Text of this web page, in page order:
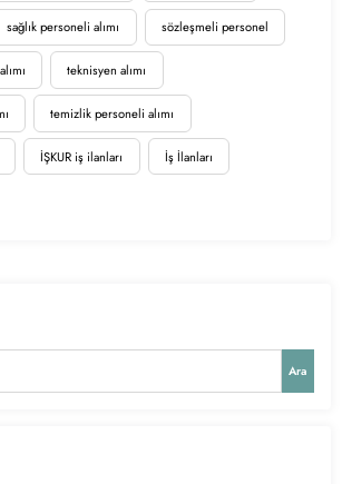
sağlık personeli alımı sözleşmeli personel
teknisyen alımı
temizlik personeli alımı
İŞKUR iş ilanları İş İlanları
Ara